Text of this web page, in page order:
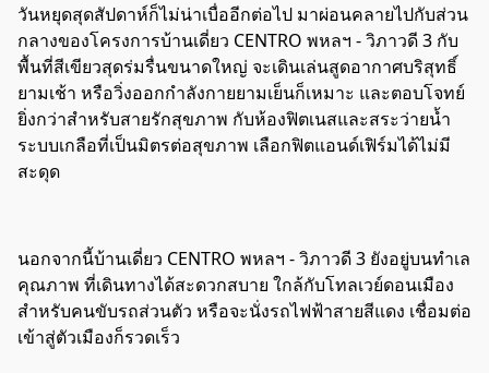
วันหยุดสุดสัปดาห์ก็ไม่น่าเบื่ออีกต่อไป มาผ่อนคลายไปกับส่วน
กลางของโครงการบ้านเดี่ยว CENTRO พหลฯ - วิภาวดี 3 กับ
พื้นที่สีเขียวสุดร่มรื่นขนาดใหญ่ จะเดินเล่นสูดอากาศบริสุทธิ์
ยามเช้า หรือวิ่งออกกำลังกายยามเย็นก็เหมาะ และตอบโจทย์
ยิ่งกว่าสำหรับสายรักสุขภาพ กับห้องฟิตเนสและสระว่ายน้ำ
ระบบเกลือที่เป็นมิตรต่อสุขภาพ เลือกฟิตแอนด์เฟิร์มได้ไม่มี
สะดุด
นอกจากนี้บ้านเดี่ยว CENTRO พหลฯ - วิภาวดี 3 ยังอยู่บนทำเล
คุณภาพ ที่เดินทางได้สะดวกสบาย ใกล้กับโทลเวย์ดอนเมือง
สำหรับคนขับรถส่วนตัว หรือจะนั่งรถไฟฟ้าสายสีแดง เชื่อมต่อ
เข้าสู่ตัวเมืองก็รวดเร็ว